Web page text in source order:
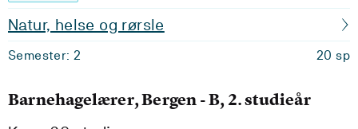
Natur, helse og rørsle
Semester: 2 20 sp
Barnehagelærer, Bergen - B, 2. studieår